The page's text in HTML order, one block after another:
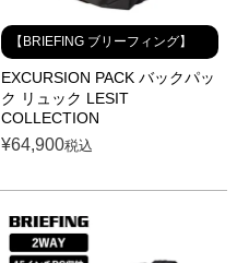
【BRIEFING ブリーフィング】
EXCURSION PACK バックパッ
ク リュック LESIT
COLLECTION
¥64,900税込